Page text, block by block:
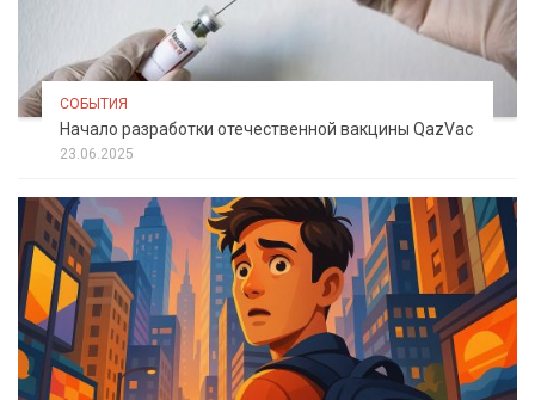
СОБЫТИЯ
Начало разработки отечественной вакцины QazVac
23.06.2025